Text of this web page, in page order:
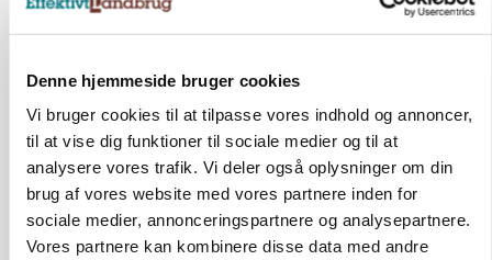
Denne hjemmeside bruger cookies
Vi bruger cookies til at tilpasse vores indhold og annoncer,
til at vise dig funktioner til sociale medier og til at
analysere vores trafik. Vi deler også oplysninger om din
brug af vores website med vores partnere inden for
sociale medier, annonceringspartnere og analysepartnere.
Vores partnere kan kombinere disse data med andre
»Nu stopper I«: Landbrugsdebattør og
protestgruppe vil demonstrere mod ny
gødskningslov